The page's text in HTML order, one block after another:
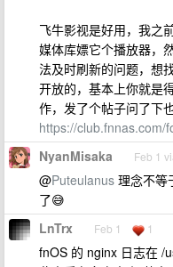
飞牛影视是好用，我之
媒体库嫖它个播放器，
法及时刷新的问题，想
开放的，基本上你就是
作，发了个帖子问了下
https://club.fnnas.com/
NyanMisaka Feb 1
@Puteulanus 理念不等
了😅
LnTrx Feb 1 1
fnOS 的 nginx 日志在 /